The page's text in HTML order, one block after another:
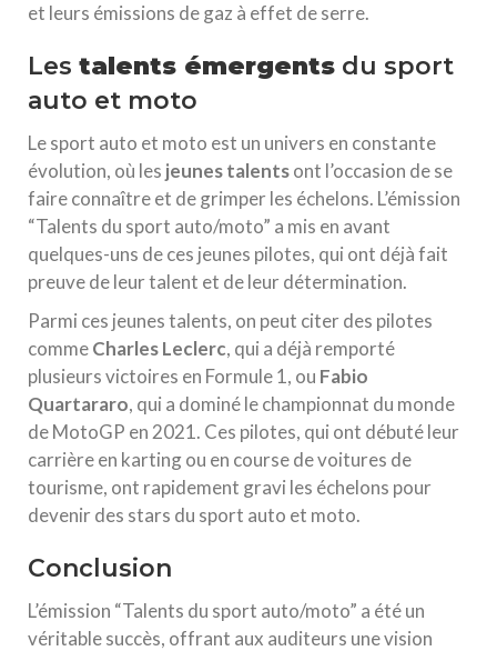
et leurs émissions de gaz à effet de serre.
Les talents émergents du sport
auto et moto
Le sport auto et moto est un univers en constante
évolution, où les jeunes talentsont l’occasion de se
faire connaître et de grimper les échelons. L’émission
“Talents du sport auto/moto” a mis en avant
quelques-uns de ces jeunes pilotes, qui ont déjà fait
preuve de leur talent et de leur détermination.
Parmi ces jeunes talents, on peut citer des pilotes
commeCharles Leclerc, qui a déjà remporté
plusieurs victoires en Formule 1, ou Fabio
Quartararo, qui a dominé le championnat du monde
de MotoGP en 2021. Ces pilotes, qui ont débuté leur
carrière en karting ou en course de voitures de
tourisme, ont rapidement gravi les échelons pour
devenir des stars du sport auto et moto.
Conclusion
L’émission “Talents du sport auto/moto” a été un
véritable succès, offrant aux auditeurs une vision